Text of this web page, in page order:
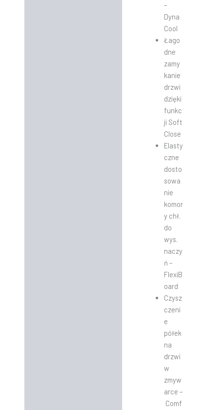
–
Dyna
Cool
Łago
dne
zamy
kanie
drzwi
dzięki
funkc
ji Soft
Close
Elasty
czne
dosto
sowa
nie
komor
y chł.
do
wys.
naczy
ń –
FlexiB
oard
Czysz
czeni
e
półek
na
drzwi
w
zmyw
arce –
Comf